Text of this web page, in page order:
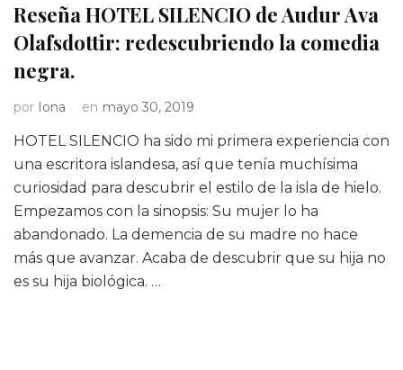
Reseña HOTEL SILENCIO de Audur Ava
Olafsdottir: redescubriendo la comedia
negra.
por Iona en mayo 30, 2019
HOTEL SILENCIO ha sido mi primera experiencia con
una escritora islandesa, así que tenía muchísima
curiosidad para descubrir el estilo de la isla de hielo.
Empezamos con la sinopsis: Su mujer lo ha
abandonado. La demencia de su madre no hace
más que avanzar. Acaba de descubrir que su hija no
es su hija biológica. …